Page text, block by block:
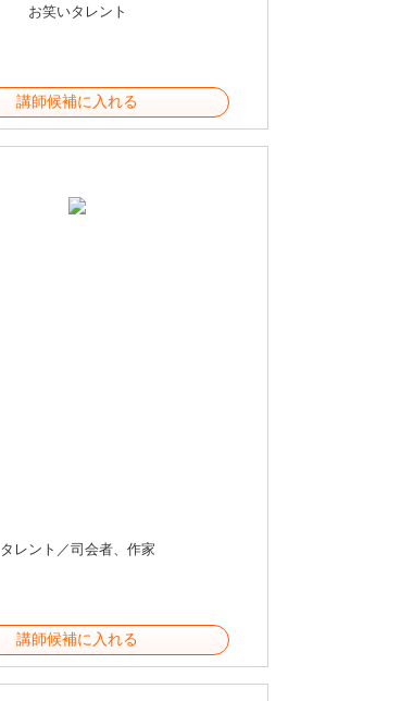
お笑いタレント
講師候補に入れる
タレント／司会者、作家
講師候補に入れる